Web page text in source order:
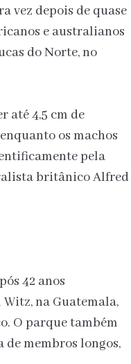
vez depois de quase
e australianos
do Norte, no
até 4,5 cm de
os machos
pela
britânico Alfred
42 anos
na Guatemala,
O parque também
membros longos,